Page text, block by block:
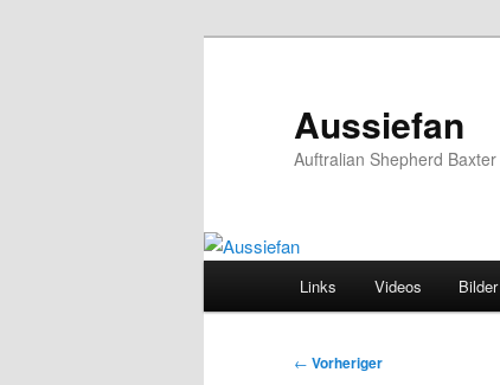
Aussiefan
Auftralian Shepherd Baxter
Links Videos Bilder
Beitragsnavigation
← Vorheriger